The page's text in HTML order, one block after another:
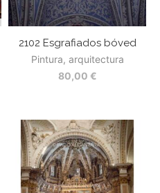
2102 Esgrafiados bóved
Pintura, arquitectura
80,00 €